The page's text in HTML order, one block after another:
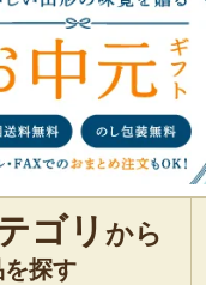
ゴリ から
探す